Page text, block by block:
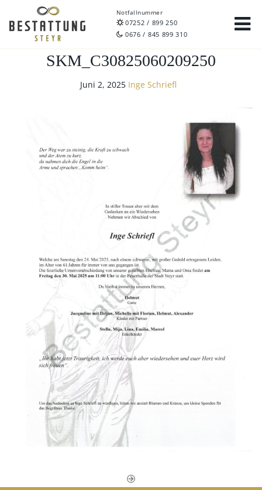
Notfallnummer
07252 / 899 250
0676 / 845 899 310
SKM_C30825060209250
Juni 2, 2025 Inge Schriefl